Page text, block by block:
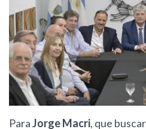
ParaJorge Macri, que